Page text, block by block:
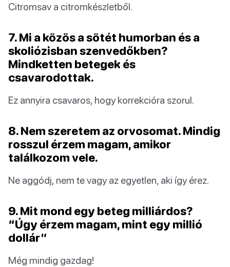
Citromsav a citromkészletből.
7. Mi a közös a sötét humorban és a
skoliózisban szenvedőkben?
Mindketten betegek és
csavarodottak.
Ez annyira csavaros, hogy korrekcióra szorul.
8. Nem szeretem az orvosomat. Mindig
rosszul érzem magam, amikor
találkozom vele.
Ne aggódj, nem te vagy az egyetlen, aki így érez.
9. Mit mond egy beteg milliárdos?
“Úgy érzem magam, mint egy millió
dollár”
Még mindig gazdag!